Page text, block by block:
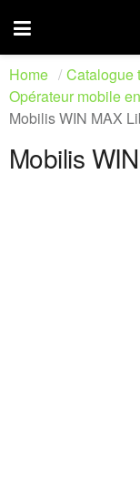
Home
Catalogue
Opérateur mobile
Mobilis WIN MAX
Mobilis